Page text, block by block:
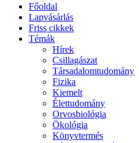
Főoldal
Lapvásárlás
Friss cikkek
Témák
Hírek
Csillagászat
Társadalomtudomány
Fizika
Kiemelt
Élettudomány
Orvosbiológia
Ökológia
Könyvtermés